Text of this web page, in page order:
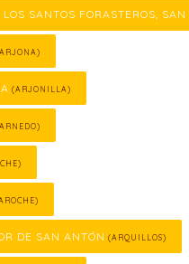
SANTOS FORASTEROS,
(ARJONILLA)
DE SAN ANTÓN (ARQUILLOS)